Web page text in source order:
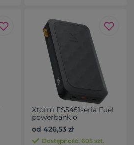
Xtorm FS5451seria Fuel
powerbank o
pojemności 45 000 mAh
i mocy 67 W
od 426,53 zł
Dostępność: 605 szt.